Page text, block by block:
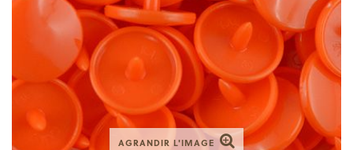
AGRANDIR L'IMAGE